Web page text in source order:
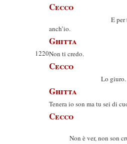
Cecco
E per te ho
anch’io.
Ghitta
1220Non ti credo.
Cecco
Lo giuro.
Ghitta
Tenera io son ma tu sei di
Cecco
Non è ver, non son